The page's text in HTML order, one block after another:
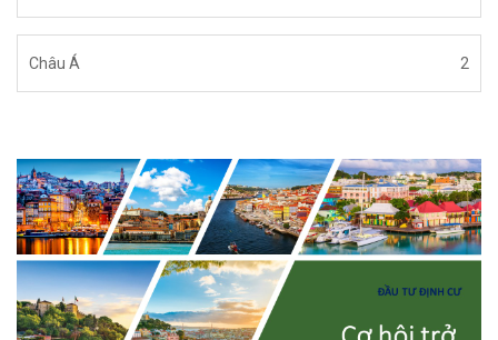
Châu Á 2